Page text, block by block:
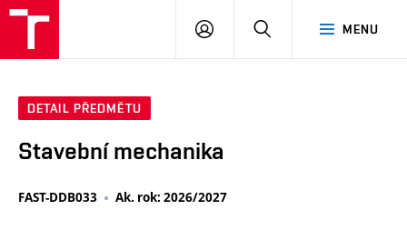
MENU
PŘIHLÁSIT
DETAIL PŘEDMĚTU
Stavební mechanika
FAST-DDB033 Ak. rok: 2026/2027